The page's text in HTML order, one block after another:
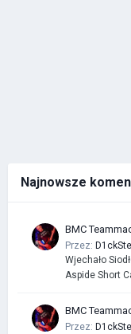
Najnowsze
BMC
Przez:
Wjechało
Aspide Short
BMC
Przez: